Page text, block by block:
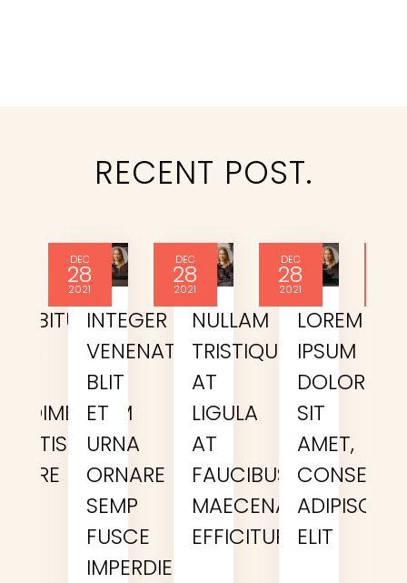
RECENT POST.
By
DEC
28
2021
INTEGER
VENENATIS
BLIT
ET
URNA
ORNARE
SEMP
FUSCE
IMPERDIET
By
DEC
28
2021
NULLAM
TRISTIQUE
AT
LIGULA
AT
FAUCIBUS
MAECENAS
EFFICITUR
By
DEC
28
2021
LOREM
IPSUM
DOLOR
SIT
AMET,
ELIT